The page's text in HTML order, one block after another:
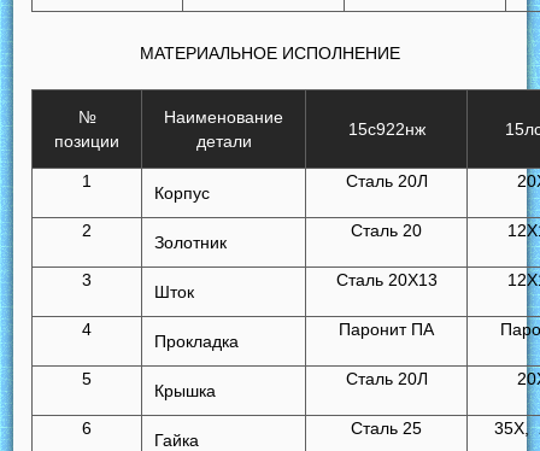
МАТЕРИАЛЬНОЕ ИСПОЛНЕНИЕ
№
позиции
Наименование
детали
15с922нж
1
Корпус
Сталь 20Л
2
Золотник
Сталь 20
3
Шток
Сталь 20Х13
4
Прокладка
Паронит ПА
5
Крышка
Сталь 20Л
6
Гайка
Сталь 25 35Х,